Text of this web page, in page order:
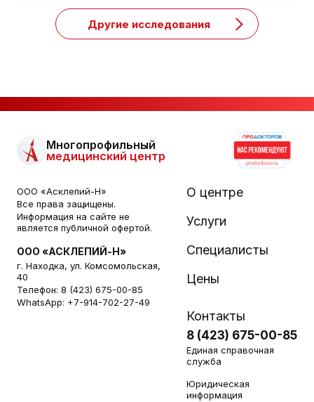
Другие исследования
Многопрофильный
медицинский центр
ООО «Асклепий-Н»
Все права защищены.
Информация на сайте не
является публичной офертой.
ООО «АСКЛЕПИЙ-Н»
г. Находка, ул. Комсомольская,
40
Телефон: 8 (423) 675-00-85
WhatsApp: +7-914-702-27-49
О центре
Услуги
Специалисты
Цены
Контакты
8 (423) 675-00-85
Единая справочная
служба
Юридическая
информация